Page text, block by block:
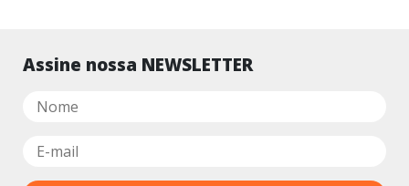
Assine nossa NEWSLETTER